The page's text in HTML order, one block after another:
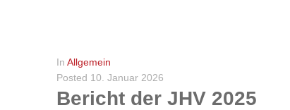
In Allgemein
Posted 10. Januar 2026
Bericht der JHV 2025